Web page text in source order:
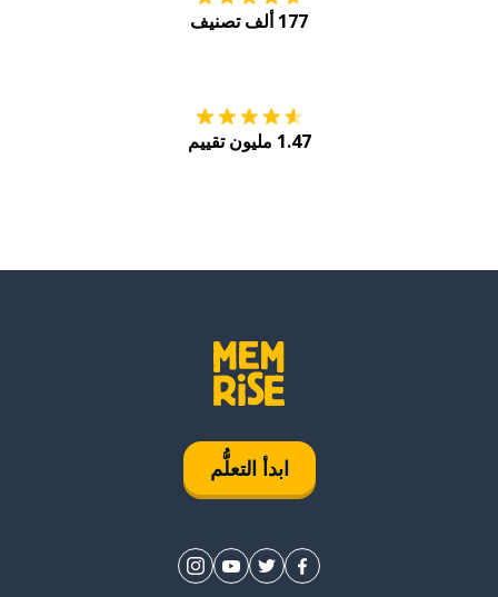
177 ألف تصنيف
1.47 مليون تقييم
ابدأ التعلُّم